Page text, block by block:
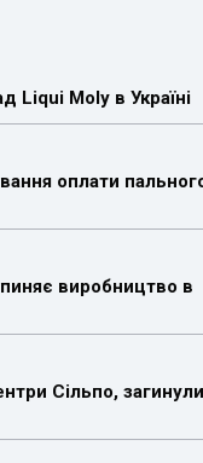
Liqui Moly в Україні
оплати
виробництво в
Сільпо, загинули